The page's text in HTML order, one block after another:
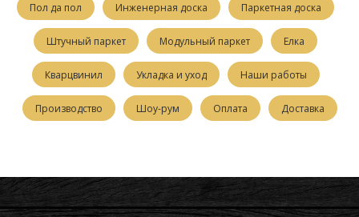
Пол да пол Инженерная доска Паркетная доска
Штучный паркет Модульный паркет Елка
Кварцвинил Укладка и уход Наши работы
Производство Шоу-рум Оплата Доставка